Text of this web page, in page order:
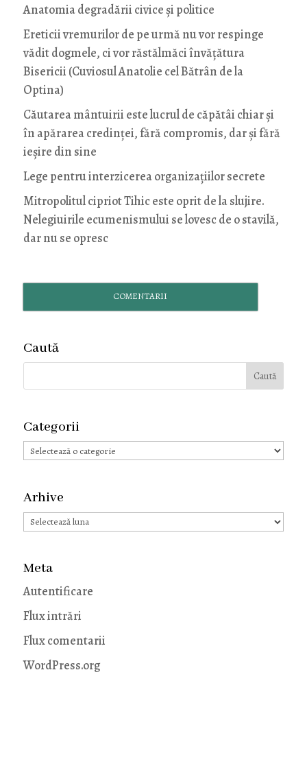
Anatomia degradării civice și politice
Ereticii vremurilor de pe urmă nu vor respinge
vădit dogmele, ci vor răstălmăci învățătura
Bisericii (Cuviosul Anatolie cel Bătrân de la
Optina)
Căutarea mântuirii este lucrul de căpătâi chiar și
în apărarea credinței, fără compromis, dar și fără
ieșire din sine
Lege pentru interzicerea organizaţiilor secrete
Mitropolitul cipriot Tihic este oprit de la slujire.
Nelegiuirile ecumenismului se lovesc de o stavilă,
dar nu se opresc
COMENTARII
Caută
Categorii
Categorii
Arhive
Arhive
Meta
Autentificare
Flux intrări
Flux comentarii
WordPress.org